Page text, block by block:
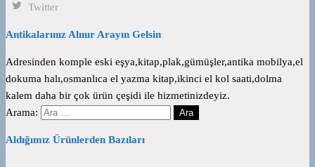
Twitter
Antikalarınız Alınır Arayın Gelsin
Adresinden komple eski eşya,kitap,plak,gümüşler,antika mobilya,el
dokuma halı,osmanlıca el yazma kitap,ikinci el kol saati,dolma
kalem daha bir çok ürün çeşidi ile hizmetinizdeyiz.
Arama:
Aldığımız Ürünlerden Bazıları